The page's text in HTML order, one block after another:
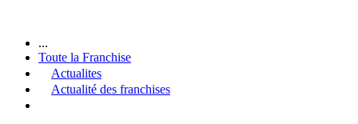
...
Toute la Franchise
Actualites
Actualité des franchises